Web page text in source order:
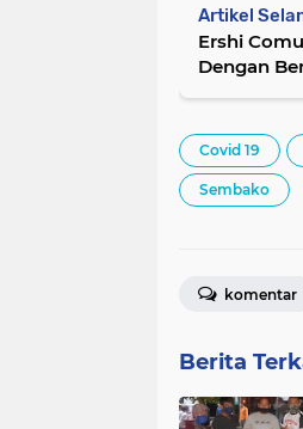
Artikel
Ershi
Dengan
Covid 19
Sembako
komentar
Berita